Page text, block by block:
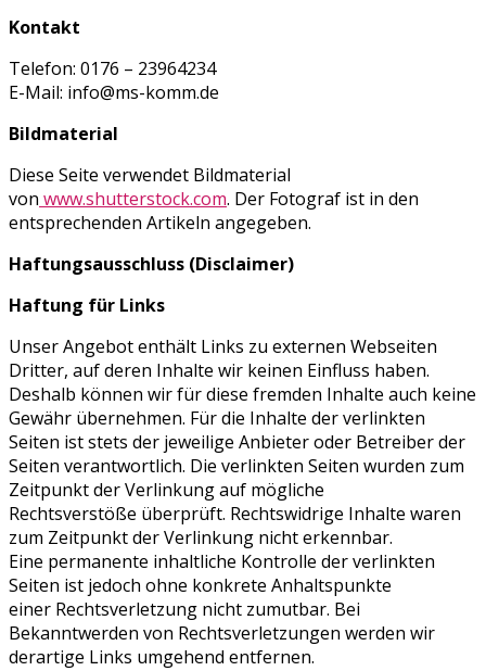
Kontakt
Telefon: 0176 – 23964234
E-Mail: info@ms-komm.de
Bildmaterial
Diese Seite verwendet Bildmaterial
von www.shutterstock.com. Der Fotograf ist in den
entsprechenden Artikeln angegeben.
Haftungsausschluss (Disclaimer)
Haftung für Links
Unser Angebot enthält Links zu externen Webseiten
Dritter, auf deren Inhalte wir keinen Einfluss haben.
Deshalb können wir für diese fremden Inhalte auch keine
Gewähr übernehmen. Für die Inhalte der verlinkten
Seiten ist stets der jeweilige Anbieter oder Betreiber der
Seiten verantwortlich. Die verlinkten Seiten wurden zum
Zeitpunkt der Verlinkung auf mögliche
Rechtsverstöße überprüft. Rechtswidrige Inhalte waren
zum Zeitpunkt der Verlinkung nicht erkennbar.
Eine permanente inhaltliche Kontrolle der verlinkten
Seiten ist jedoch ohne konkrete Anhaltspunkte
einer Rechtsverletzung nicht zumutbar. Bei
Bekanntwerden von Rechtsverletzungen werden wir
derartige Links umgehend entfernen.